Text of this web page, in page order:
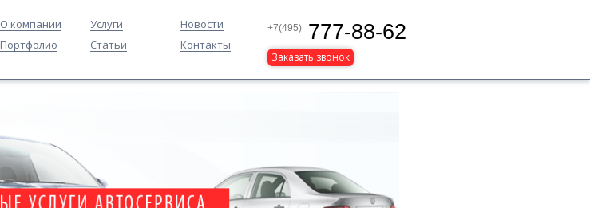
О компании Услуги
Новости
Портфолио Статьи Контакты
+7(495) 777-88-62
Заказать звонок